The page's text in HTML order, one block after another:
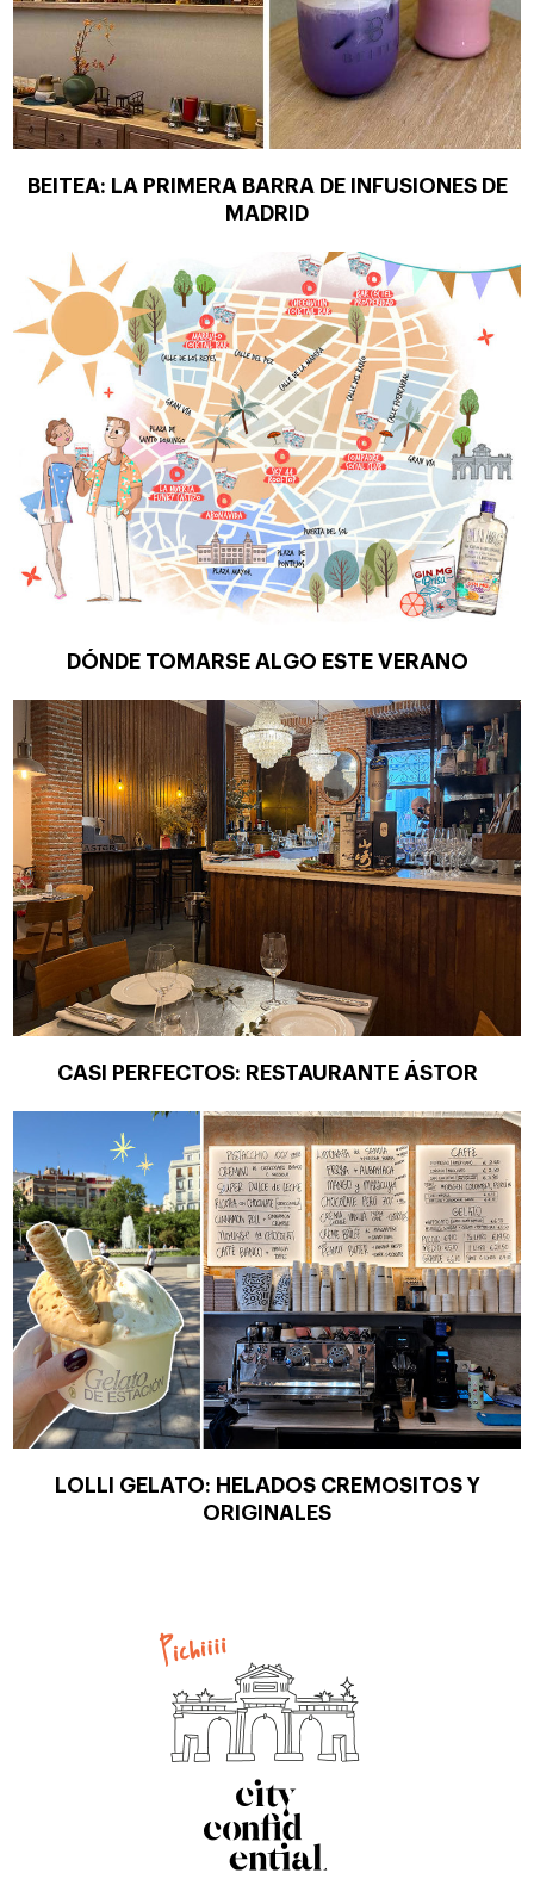
BEITEA: LA PRIMERA BARRA DE INFUSIONES DE
MADRID
DÓNDE TOMARSE ALGO ESTE VERANO
CASI PERFECTOS: RESTAURANTE ÁSTOR
LOLLI GELATO: HELADOS CREMOSITOS Y
ORIGINALES